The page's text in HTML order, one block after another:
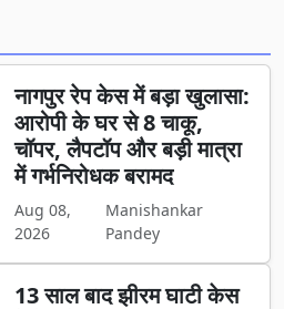
नागपुर रेप केस में बड़ा खुलासा:
आरोपी के घर से 8 चाकू,
चॉपर, लैपटॉप और बड़ी मात्रा
में गर्भनिरोधक बरामद
Aug 08,
2026
Manishankar
Pandey
13 साल बाद झीरम घाटी केस